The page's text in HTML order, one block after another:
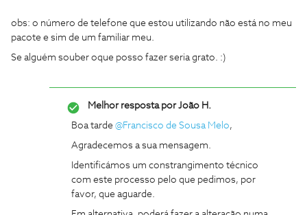
obs: o número de telefone que estou utilizando não está no meu
pacote e sim de um familiar meu.
Se alguém souber oque posso fazer seria grato. :)
Melhor resposta porJoão H.
Boa tarde ​ @Francisco de Sousa Melo,
Agradecemos a sua mensagem.
Identificámos um constrangimento técnico
com este processo pelo que pedimos, por
favor, que aguarde.